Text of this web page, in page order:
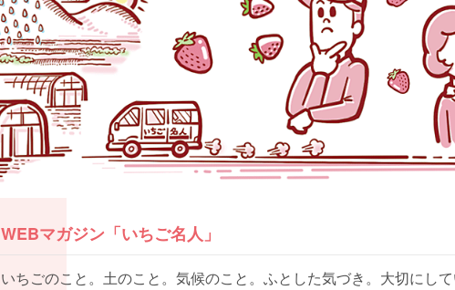
WEBマガジン「いちご名人」
いちごのこと。土のこと。気候のこと。ふとした気づき。大切にし